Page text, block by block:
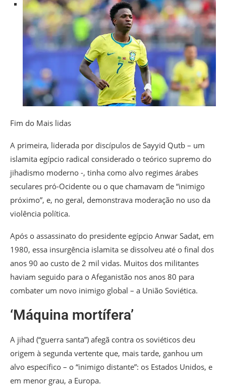
Fim do Mais lidas
A primeira, liderada por discípulos de Sayyid Qutb – um
islamita egípcio radical considerado o teórico supremo do
jihadismo moderno -, tinha como alvo regimes árabes
seculares pró-Ocidente ou o que chamavam de “inimigo
próximo”, e, no geral, demonstrava moderação no uso da
violência política.
Após o assassinato do presidente egípcio Anwar Sadat, em
1980, essa insurgência islamita se dissolveu até o final dos
anos 90 ao custo de 2 mil vidas. Muitos dos militantes
haviam seguido para o Afeganistão nos anos 80 para
combater um novo inimigo global – a União Soviética.
‘Máquina mortífera’
A jihad (“guerra santa”) afegã contra os soviéticos deu
origem à segunda vertente que, mais tarde, ganhou um
alvo específico – o “inimigo distante”: os Estados Unidos, e
em menor grau, a Europa.